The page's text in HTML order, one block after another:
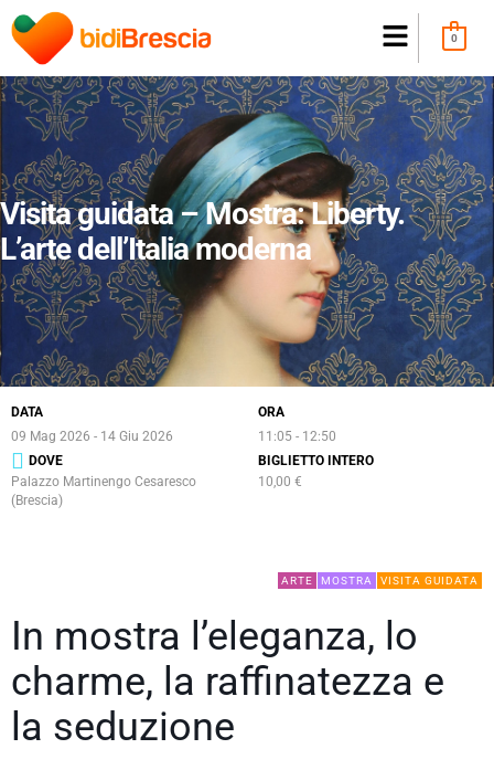
0
Visita guidata – Mostra: Liberty.
L’arte dell’Italia moderna
DATA
09 Mag 2026 - 14 Giu 2026
DOVE
Palazzo Martinengo Cesaresco
(Brescia)
ORA
11:05 - 12:50
BIGLIETTO INTERO
10,00 €
ARTE MOSTRA VISITA GUIDATA
In mostra l’eleganza, lo
charme, la raffinatezza e
la seduzione